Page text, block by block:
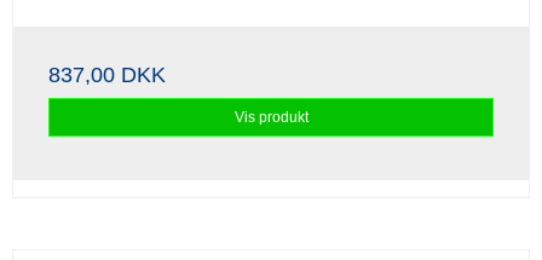
837,00 DKK
Vis produkt